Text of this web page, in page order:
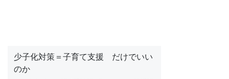
少子化対策＝子育て支援 だけでいい
のか